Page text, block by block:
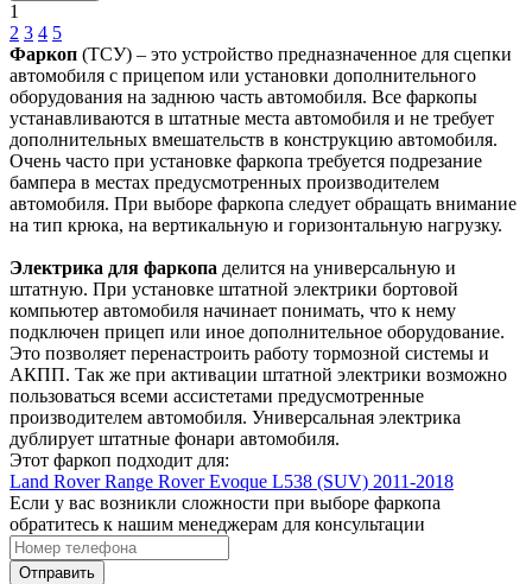
1
2 3 4 5
Фаркоп (ТСУ) – это устройство предназначенное для сцепки
автомобиля с прицепом или установки дополнительного
оборудования на заднюю часть автомобиля. Все фаркопы
устанавливаются в штатные места автомобиля и не требует
дополнительных вмешательств в конструкцию автомобиля.
Очень часто при установке фаркопа требуется подрезание
бампера в местах предусмотренных производителем
автомобиля. При выборе фаркопа следует обращать внимание
на тип крюка, на вертикальную и горизонтальную нагрузку.
Электрика для фаркопа делится на универсальную и
штатную. При установке штатной электрики бортовой
компьютер автомобиля начинает понимать, что к нему
подключен прицеп или иное дополнительное оборудование.
Это позволяет перенастроить работу тормозной системы и
АКПП. Так же при активации штатной электрики возможно
пользоваться всеми ассистетами предусмотренные
производителем автомобиля. Универсальная электрика
дублирует штатные фонари автомобиля.
Этот фаркоп подходит для:
Land Rover Range Rover Evoque L538 (SUV) 2011-2018
Если у вас возникли сложности при выборе фаркопа
обратитесь к нашим менеджерам для консультации
Отправить